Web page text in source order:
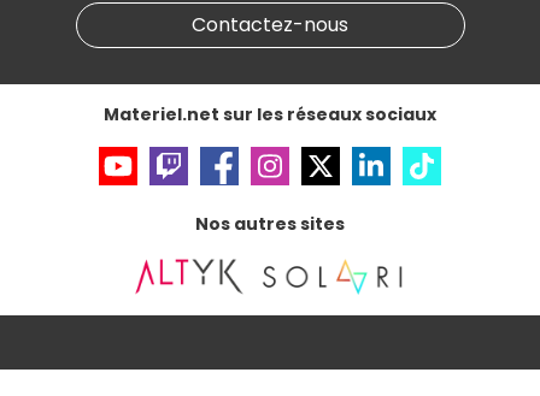
Informations légales
Données personnelles
Accessibilité : non conforme
Contactez-nous
Materiel.net sur les réseaux sociaux
Nos autres sites